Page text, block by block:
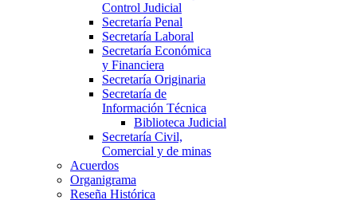
Control Judicial
Secretaría Penal
Secretaría Laboral
Secretaría Económica
y Financiera
Secretaría Originaria
Secretaría de
Información Técnica
Biblioteca Judicial
Secretaría Civil,
Comercial y de minas
Acuerdos
Organigrama
Reseña Histórica